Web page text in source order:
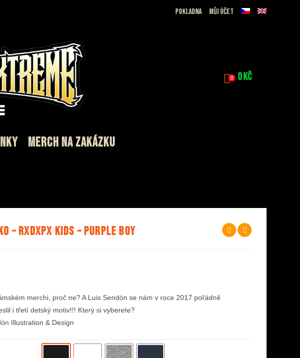
Pokladna Můj účet
0 0Kč
MERCH NA ZAKÁZKU
– RxDxPx Kids – Purple Boy
merchi, proč ne? A Luis Sendón se nám v roce 2017 pořádně
i třetí detský motiv!!! Který si vyberete?
Illustration & Design